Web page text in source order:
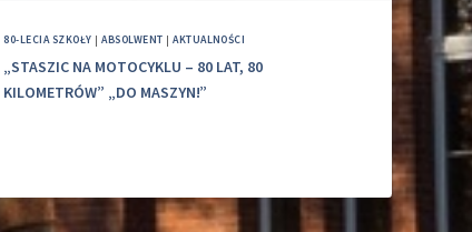
80-LECIA SZKOŁY |ABSOLWENT |AKTUALNOŚCI
„STASZIC NA MOTOCYKLU – 80 LAT, 80
KILOMETRÓW” „DO MASZYN!”